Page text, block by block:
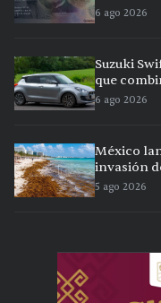
6 ago 2026
Suzuki
que
6 ago 2026
México
invasión
5 ago 2026